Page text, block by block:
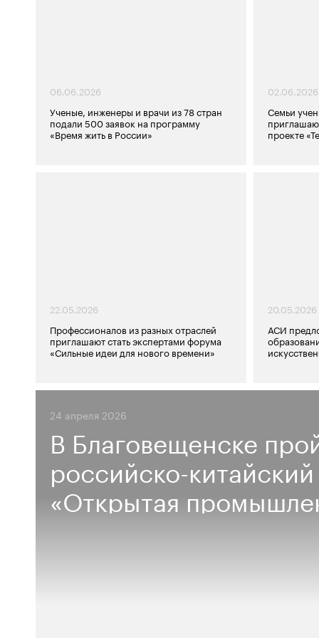
06.06.2026
Ученые, инженеры и врачи из 78 стран
подали 500 заявок на программу
«Время жить в России»
02.06.2026
Семьи
проекте
22.05.2026
Профессионалов из разных отраслей
приглашают стать экспертами форума
«Сильные идеи для нового времени»
20.05.2026
АСИ
24 апреля 2026
В Благовещенске
российско-
«Открытая